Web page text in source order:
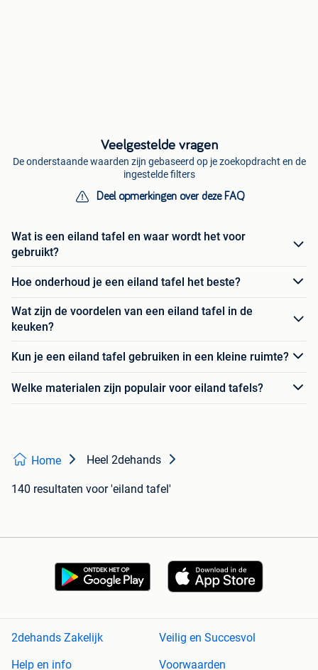
Veelgestelde vragen
De onderstaande waarden zijn gebaseerd op je zoekopdracht en de
ingestelde filters
Deel opmerkingen over deze FAQ
Wat is een eiland tafel en waar wordt het voor
gebruikt?
Hoe onderhoud je een eiland tafel het beste?
Wat zijn de voordelen van een eiland tafel in de
keuken?
Kun je een eiland tafel gebruiken in een kleine ruimte?
Welke materialen zijn populair voor eiland tafels?
Home Heel 2dehands
140 resultaten voor 'eiland tafel'
2dehands Zakelijk
Veilig en Succesvol
Help en info
Voorwaarden